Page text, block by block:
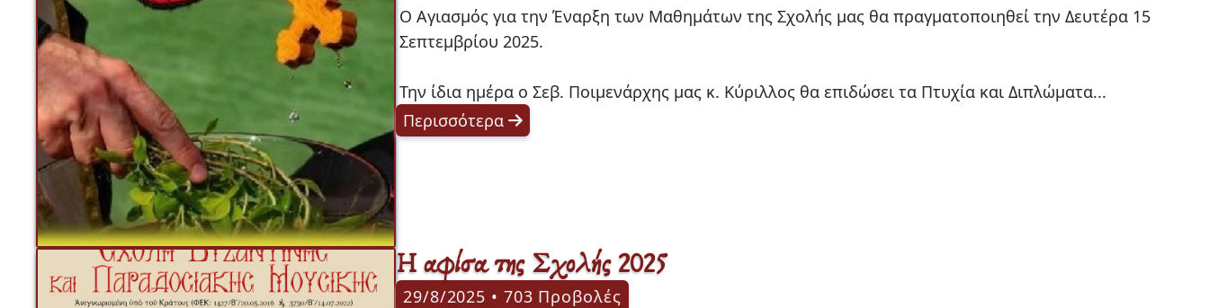
Ο Αγιασμός για την Έναρξη των Μαθημάτων της Σχολής μας θα πραγματοποιηθεί την Δευτέρα 15
Σεπτεμβρίου 2025.
Την ίδια ημέρα ο Σεβ. Ποιμενάρχης μας κ. Κύριλλος θα επιδώσει τα Πτυχία και Διπλώματα...
Περισσότερα
Η αφίσα της Σχολής 2025
29/8/2025 • 703 Προβολές